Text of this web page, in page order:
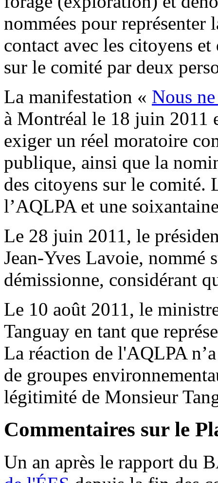
nommées pour représenter
contact avec les citoyens
sur le comité par deux
La manifestation « Nous
à Montréal le 18 juin 2011
exiger un réel moratoire
publique, ainsi que la
des citoyens sur le comité.
l’AQLPA et une
Le 28 juin 2011, le
Jean-Yves Lavoie, nommé
démissionne, considérant
Le 10 août 2011, le
Tanguay en tant que
La réaction de l'AQLPA
de groupes
légitimité de Monsieur
Commentaires sur le
Un an après le rapport du